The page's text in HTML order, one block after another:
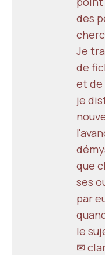
des
Je
de
et de
je
que
ses
par
le
✉